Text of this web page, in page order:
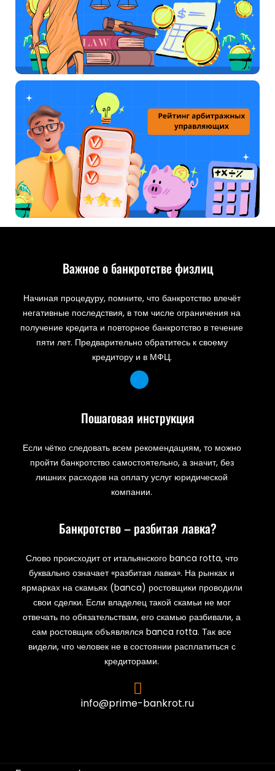
Важное о банкротстве физлиц
Начиная процедуру, помните, что банкротство влечёт
негативные последствия, в том числе ограничения на
получение кредита и повторное банкротство в течение
пяти лет. Предварительно обратитесь к своему
кредитору и в МФЦ.
Пошаговая инструкция
Если чётко следовать всем рекомендациям, то можно
пройти банкротство самостоятельно, а значит, без
лишних расходов на оплату услуг юридической
компании.
Банкротство – разбитая лавка?
Слово происходит от итальянского banca rotta, что
буквально означает «разбитая лавка». На рынках и
ярмарках на скамьях (banca) ростовщики проводили
свои сделки. Если владелец такой скамьи не мог
отвечать по обязательствам, его скамью разбивали, а
сам ростовщик объявлялся banca rotta. Так все
видели, что человек не в состоянии расплатиться с
кредиторами.
info@prime-bankrot.ru